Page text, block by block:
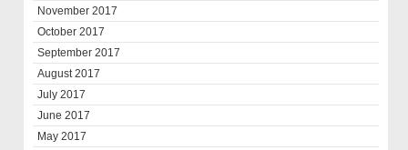
November 2017
October 2017
September 2017
August 2017
July 2017
June 2017
May 2017